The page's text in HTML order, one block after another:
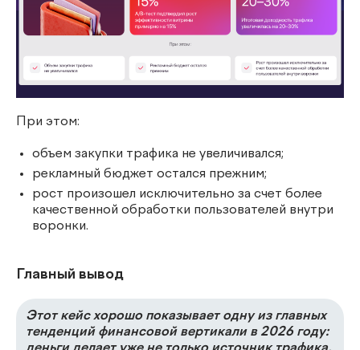
При этом:
объем закупки трафика не увеличивался;
рекламный бюджет остался прежним;
рост произошел исключительно за счет более
качественной обработки пользователей внутри
воронки.
Главный вывод
Этот кейс хорошо показывает одну из главных
тенденций финансовой вертикали в 2026 году: